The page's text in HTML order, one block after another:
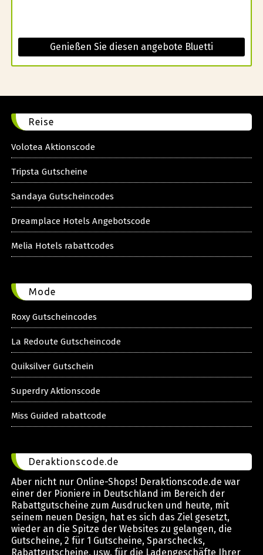
Genießen Sie diesen angebote Bluetti
Reise
Volotea Aktionscode
Tripsta Gutscheine
Sandaya Gutscheincodes
Dreamplace Hotels Angebotscode
Melia Hotels rabattcodes
Mode
Roxy Gutscheincodes
La Redoute Gutscheincode
Quiksilver Gutschein
Superdry Aktionscode
Miss Guided rabattcode
Deraktionscode.de
Aber nicht nur Online-Shops! Deraktionscode.de war
einer der Pioniere in Deutschland im Bereich der
Rabattgutscheine zum Ausdrucken und heute, mit
seinem neuen Design, hat es sich das Ziel gesetzt,
wieder an die Spitze der Websites zu gelangen, die
Gutscheine, 2 für 1 Gutscheine, Sparschecks,
Rabattgutscheine, usw. für die Ladengeschäfte Ihrer